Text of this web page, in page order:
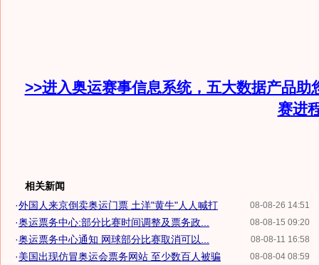
>>进入奥运赛事信息系统，五大数据产品助
赛进
相关新闻
08-08-26 14:51
·外国人来京倒卖奥运门票 土洋"黄牛"人人喊打
08-08-15 09:20
·奥运票务中心:部分比赛时间调整及票务政...
08-08-11 16:58
·奥运票务中心通知 网球部分比赛取消可以...
08-08-04 08:59
·美国出现仿冒奥运会票务网站 至少数百人被骗